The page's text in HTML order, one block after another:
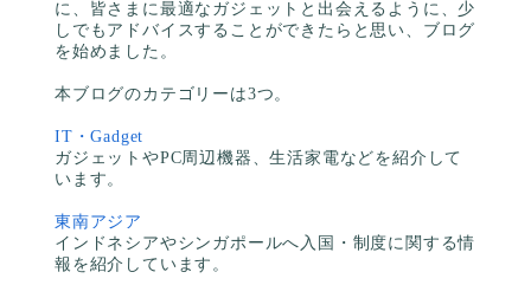
に、皆さまに最適なガジェットと出会えるように、少
しでもアドバイスすることができたらと思い、ブログ
を始めました。
本ブログのカテゴリーは3つ。
IT・Gadget
ガジェットやPC周辺機器、生活家電などを紹介して
います。
東南アジア
インドネシアやシンガポールへ入国・制度に関する情
報を紹介しています。